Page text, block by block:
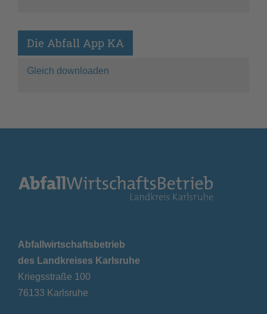
Die Abfall App KA
Gleich downloaden
Abfallwirtschaftsbetrieb
des Landkreises Karlsruhe
Kriegsstraße 100
76133 Karlsruhe